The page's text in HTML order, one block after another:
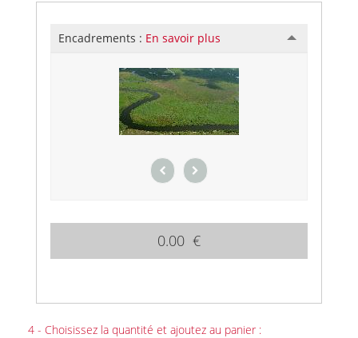
Encadrements : En savoir plus
0.00 €
4 - Choisissez la quantité et ajoutez au panier :